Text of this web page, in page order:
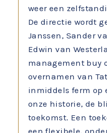
weer een
De directie wordt
Janssen, Sander
Edwin van
management buy
overnamen van
inmiddels ferm op
onze historie, de
toekomst. Een
een flexibele,